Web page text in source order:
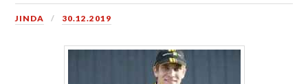
JINDA 30.12.2019